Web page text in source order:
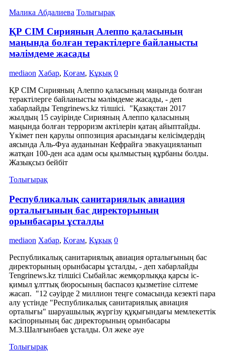
Малика Абдалиева Толығырақ
ҚР СІМ Сирияның Алеппо қаласының
маңында болған терактілерге байланысты
мәлімдеме жасады
mediaon Хабар, Қоғам, Құқық 0
ҚР СІМ Сирияның Алеппо қаласының маңында болған
терактілерге байланысты мәлімдеме жасады, - деп
хабарлайды Tengrinews.kz тілшісі. "Қазақстан 2017
жылдың 15 сәуірінде Сирияның Алеппо қаласының
маңында болған терроризм актілерін қатаң айыптайды.
Үкімет пен қарулы оппозиция арасындағы келісімдердің
аясында Аль-Фуа ауданынан Кефрайға эвакуацияланып
жатқан 100-ден аса адам осы қылмыстың құрбаны болды.
Жазықсыз бейбіт
Толығырақ
Республикалық санитариялық авиация
орталығының бас директорының
орынбасары ұсталды
mediaon Хабар, Қоғам, Құқық 0
Республикалық санитариялық авиация орталығының бас
директорының орынбасары ұсталды, - деп хабарлайды
Tengrinews.kz тілшісі Сыбайлас жемқорлыққа қарсы іс-
қимыл ұлттық бюросының баспасөз қызметіне сілтеме
жасап. "12 сәуірде 2 миллион теңге сомасында кезекті пара
алу үстінде "Республикалық санитариялық авиация
орталығы" шаруашылық жүргізу құқығындағы мемлекеттік
кәсіпорнының бас директорының орынбасары
М.З.Шалғынбаев ұсталды. Ол жеке әуе
Толығырақ